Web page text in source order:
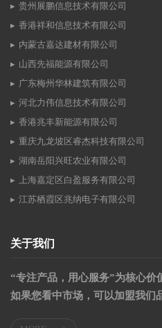
贵州展鹏信息技术有限公司
香港祥和信息技术有限公司
内蒙古嘉达建材有限公司
山西先福能源有限公司
广东梅州华林建筑有限公司
河北力伟信息技术有限公司
香港兆丰新能源有限公司
重庆九龙坡区睿杰科技有限公司
湖南岳阳兴旺农业有限公司
上海嘉定区白盈服务有限公司
江苏栖霞区兆纳电子有限公司
关于我们
“专注产品，用心服务”为核心价
如果您看中市场，可以加盟我们